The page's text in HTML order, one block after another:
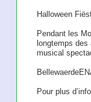
Halloween
Pendant les
longtemps des
musical
Pour plus